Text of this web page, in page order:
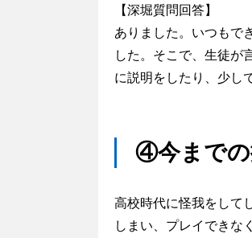
【深堀質問回答】
ありました。いつもで
した。そこで、生徒が
に説明をしたり、少し
④今までの
高校時代に怪我をして
しまい、プレイできな